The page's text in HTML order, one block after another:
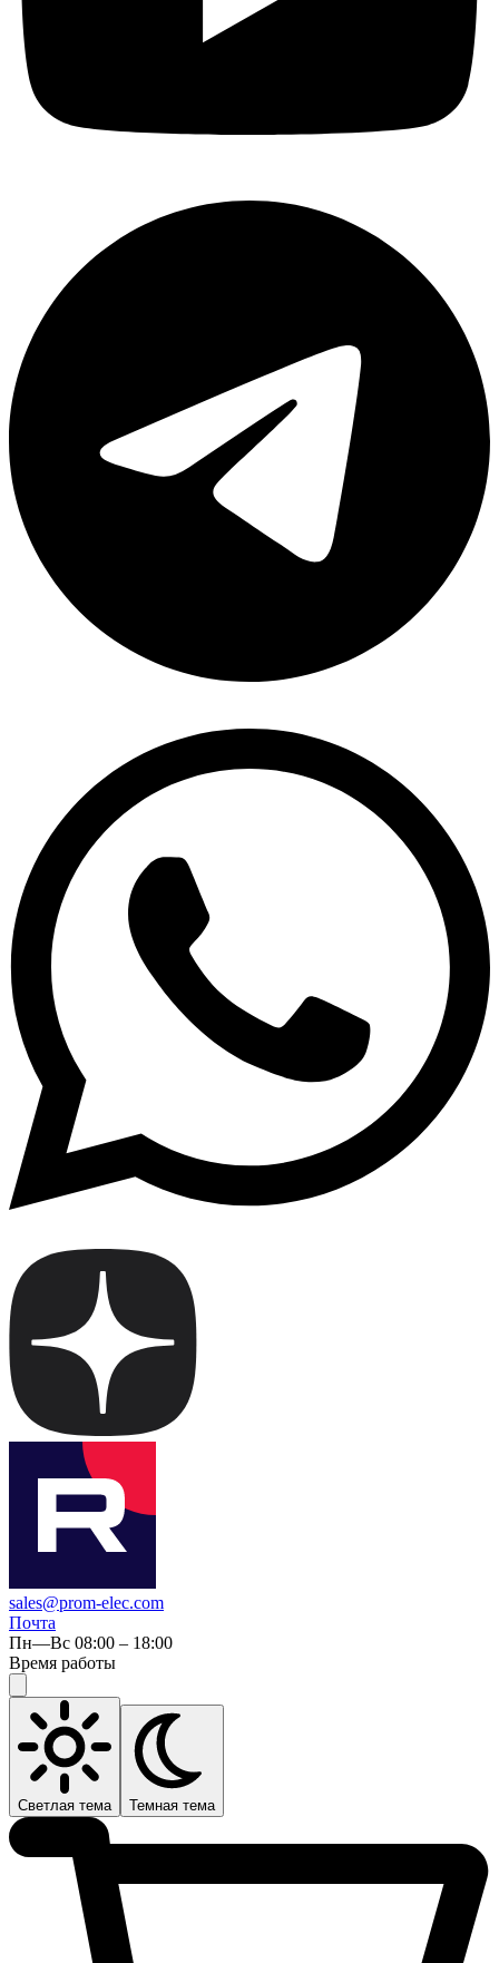
sales@prom-elec.com
Почта
Пн—Вс 08:00 – 18:00
Время работы
Светлая тема Темная тема